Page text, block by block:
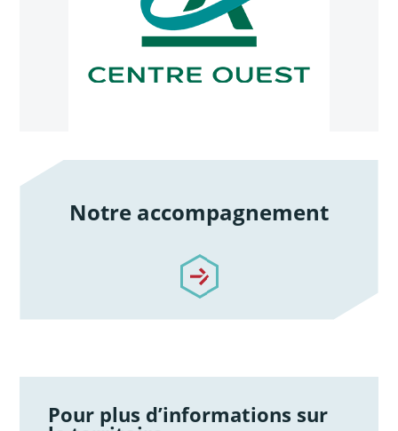
Notre accompagnement
/notre-accompagnement
Pour plus d’informations sur